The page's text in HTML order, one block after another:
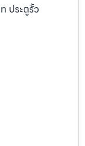
ประตูรั้ว